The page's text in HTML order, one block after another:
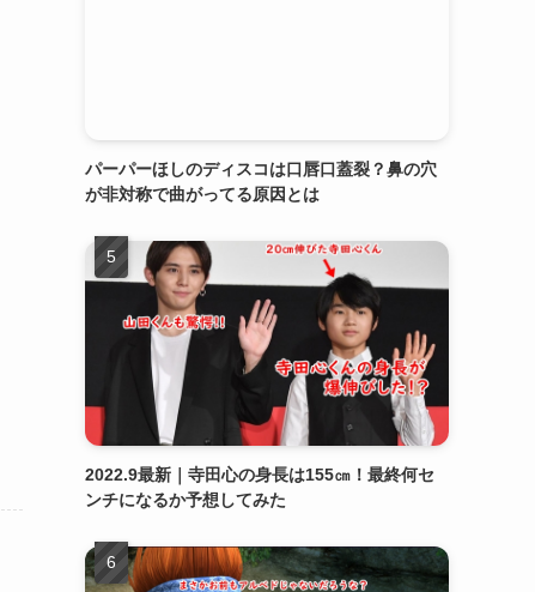
パーパーほしのディスコは口唇口蓋裂？鼻の穴
が非対称で曲がってる原因とは
2022.9最新｜寺田心の身長は155㎝！最終何セ
ンチになるか予想してみた